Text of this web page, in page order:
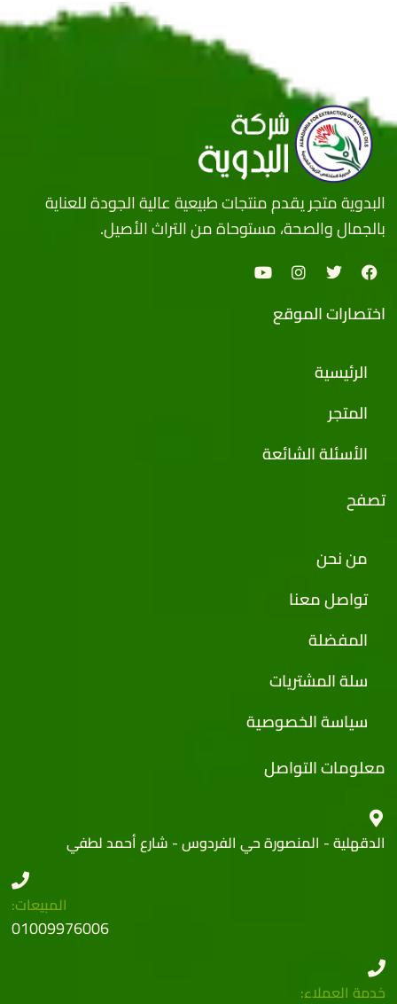
البدوية متجر يقدم منتجات طبيعية عالية الجودة للعناية
بالجمال والصحة، مستوحاة من التراث الأصيل.
اختصارات الموقع
الرئيسية
المتجر
الأسئلة الشائعة
تصفح
من نحن
تواصل معنا
المفضلة
سلة المشتريات
سياسة الخصوصية
معلومات التواصل
الدقهلية - المنصورة حي الفردوس - شارع أحمد لطفي
المبيعات:
01009976006
خدمة العملاء: